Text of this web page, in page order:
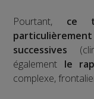
Pourtant, ce
successives
également le
complexe,